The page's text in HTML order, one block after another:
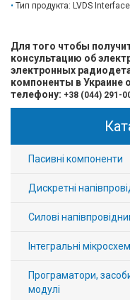
Тип продукта: LVDS
Для того чтобы
консультацию об
электронных
компоненты в Украине
телефону: +38 (044) 291-
Пасивні компоненти
Дискретні
Силові
Інтегральні
Програматори,
модулі